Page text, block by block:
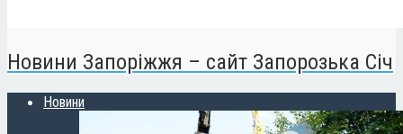
Новини Запоріжжя – сайт Запорозька Січ
Новини